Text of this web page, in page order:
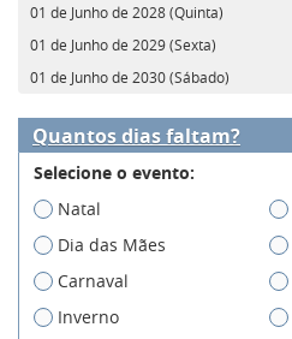
01 de Junho de 2028 (Quinta)
01 de Junho de 2029 (Sexta)
01 de Junho de 2030 (Sábado)
Quantos dias faltam?
Selecione o evento:
Natal
Dia das Mães
Carnaval
Inverno